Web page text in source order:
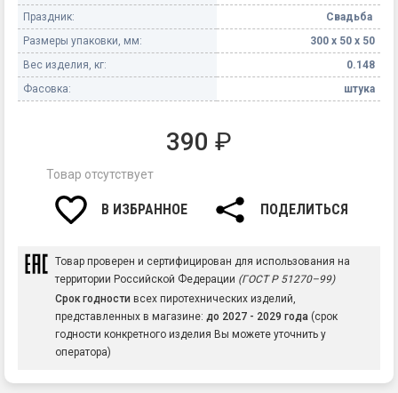
Праздник:
Свадьба
Размеры упаковки, мм:
300 х 50 х 50
Вес изделия, кг:
0.148
Фасовка:
штука
390 ₽
Товар отсутствует
В ИЗБРАННОЕ ПОДЕЛИТЬСЯ
Товар проверен и сертифицирован для использования на
территории Российской Федерации (ГОСТ Р 51270–99)
Срок годности всех пиротехнических изделий,
представленных в магазине: до 2027 - 2029 года (срок
годности конкретного изделия Вы можете уточнить у
оператора)